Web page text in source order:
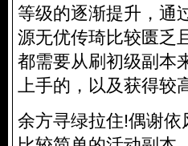
等级的逐渐提升，通
源无优传琦比较匮乏
都需要从刷初级副本
上手的，以及获得较
余方寻绿拉住!偶谢